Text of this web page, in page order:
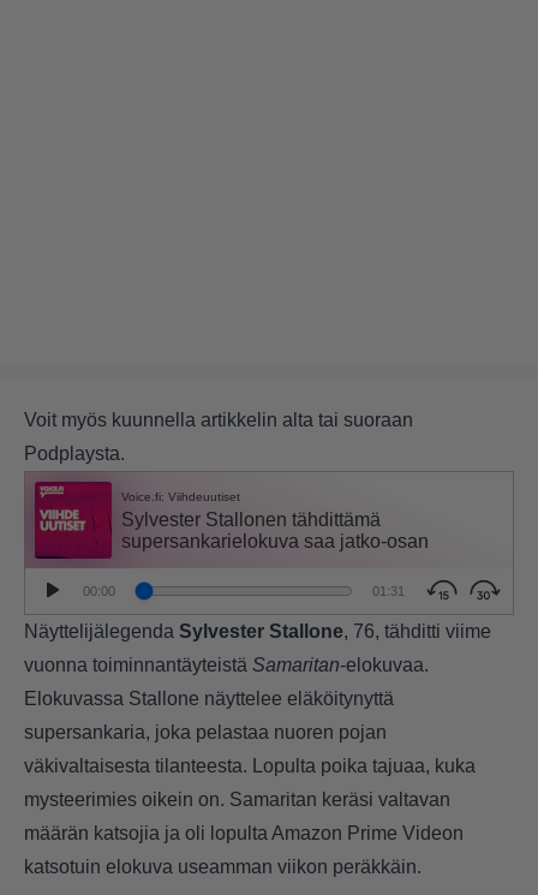
Voit myös kuunnella artikkelin alta tai suoraan
Podplaysta.
Näyttelijälegenda Sylvester Stallone, 76, tähditti viime
vuonna toiminnantäyteistä Samaritan-elokuvaa.
Elokuvassa Stallone näyttelee eläköitynyttä
supersankaria, joka pelastaa nuoren pojan
väkivaltaisesta tilanteesta. Lopulta poika tajuaa, kuka
mysteerimies oikein on. Samaritan keräsi valtavan
määrän katsojia ja oli lopulta Amazon Prime Videon
katsotuin elokuva useamman viikon peräkkäin.